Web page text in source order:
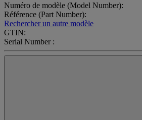
Numéro de modèle (Model Number):
Référence (Part Number):
Rechercher un autre modèle
GTIN:
Serial Number :